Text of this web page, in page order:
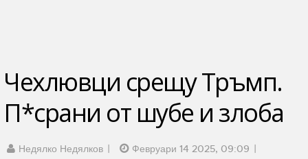
Чехлювци срещу Тръмп.
П*срани от шубе и злоба
Недялко Недялков
Февруари 14 2025, 09:09